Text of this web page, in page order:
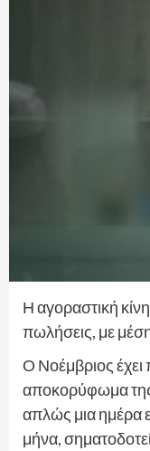
Η αγοραστική
πωλήσεις, με
Ο Νοέμβριος
αποκορύφωμα της
απλώς μια ημέρα
μήνα,